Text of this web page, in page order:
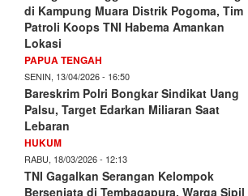
di Kampung Muara Distrik Pogoma, Tim
Patroli Koops TNI Habema Amankan
Lokasi
PAPUA TENGAH
SENIN, 13/04/2026 - 16:50
Bareskrim Polri Bongkar Sindikat Uang
Palsu, Target Edarkan Miliaran Saat
Lebaran
HUKUM
RABU, 18/03/2026 - 12:13
TNI Gagalkan Serangan Kelompok
Bersenjata di Tembagapura, Warga Sipil